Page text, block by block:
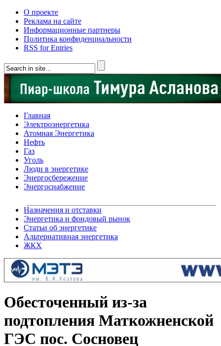
О проекте
Реклама на сайте
Информационные партнеры
Политика конфиденциальности
RSS for Entries
Главная
Электроэнергетика
Атомная Энергетика
Нефть
Газ
Уголь
Люди в энергетике
Энергосбережение
Энергоснабжение
Назначения и отставки
Энергетика и фондовый рынок
Статьи об энергетике
Альтернативная энергетика
ЖКХ
Обесточенный из-за
подтопления Маткожненской
ГЭС пос. Сосновец